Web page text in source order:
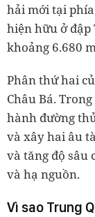
hải mới tại
hiện hữu ở đập
khoảng 6.680
Phân thứ hai
Châu Bá.
hành đường
và xây hai âu
và tăng độ sâu
và hạ nguồn.
Vì sao Trung